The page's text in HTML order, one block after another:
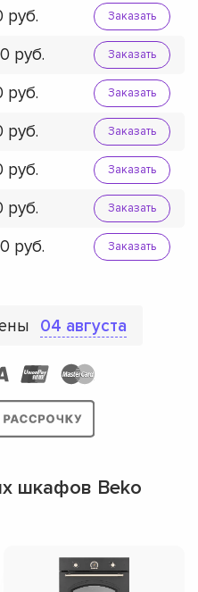
Заказать
Заказать
Заказать
Заказать
Заказать
Заказать
Заказать
04 августа
шкафов Beko